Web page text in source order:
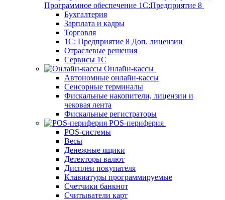
Программное обеспечение 1С:Предприятие 8
Бухгалтерия
Зарплата и кадры
Торговля
1C: Предприятие 8 Доп. лицензии
Отраслевые решения
Сервисы 1С
Онлайн-кассы
Автономные онлайн-кассы
Сенсорные терминалы
Фискальные накопители, лицензии и
чековая лента
Фискальные регистраторы
POS-периферия
POS-системы
Весы
Денежные ящики
Детекторы валют
Дисплеи покупателя
Клавиатуры программируемые
Счетчики банкнот
Считыватели карт